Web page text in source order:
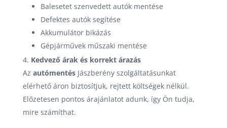
Balesetet szenvedett autók mentése
Defektes autók segítése
Akkumulátor bikázás
Gépjárművek műszaki mentése
Kedvező árak és korrekt árazás
Az autómentés Jászberény szolgáltatásunkat
elérhető áron biztosítjuk, rejtett költségek nélkül.
Előzetesen pontos árajánlatot adunk, így Ön tudja,
mire számíthat.